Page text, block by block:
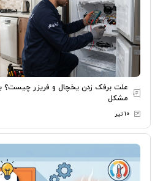
علت برفک زدن یخچال و فریزر چیست؟
مشکل
۱۰ تیر